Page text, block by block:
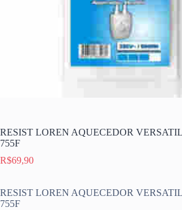
RESIST LOREN AQUECEDOR
755F
R$69,90
RESIST LOREN AQUECEDOR
755F